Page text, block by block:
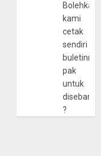
Bolehkah
kami
cetak
sendiri
pak
untuk
?